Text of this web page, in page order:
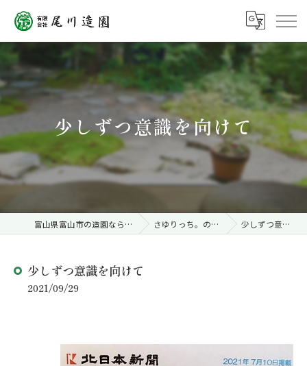
少しずつ意識を向けて
富山県富山市の造園なら有限会社尾川造園 さゆりっち。のこころことば 少しずつ意識を向けて
少しずつ意識を向けて
2021/09/29